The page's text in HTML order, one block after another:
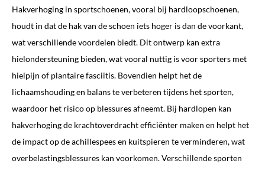
Hakverhoging in sportschoenen, vooral bij hardloopschoenen,
houdt in dat de hak van de schoen iets hoger is dan de voorkant,
wat verschillende voordelen biedt. Dit ontwerp kan extra
hielondersteuning bieden, wat vooral nuttig is voor sporters met
hielpijn of plantaire fasciitis. Bovendien helpt het de
lichaamshouding en balans te verbeteren tijdens het sporten,
waardoor het risico op blessures afneemt. Bij hardlopen kan
hakverhoging de krachtoverdracht efficiënter maken en helpt het
de impact op de achillespees en kuitspieren te verminderen, wat
overbelastingsblessures kan voorkomen. Verschillende sporten